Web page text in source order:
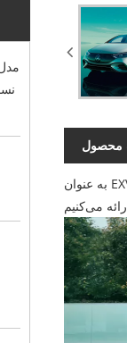
محصول
به عنوان EXV که به آن Aecoauto نیز می‌گویند، ما به عنوان تامین‌کننده در چین خدمت می‌کنیم و وسایل نقلیه مختلفی از جمله مرسدس بنز EQE مشهور را